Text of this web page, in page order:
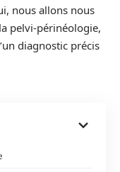
nous allons nous
pelvi-périnéologie,
diagnostic précis